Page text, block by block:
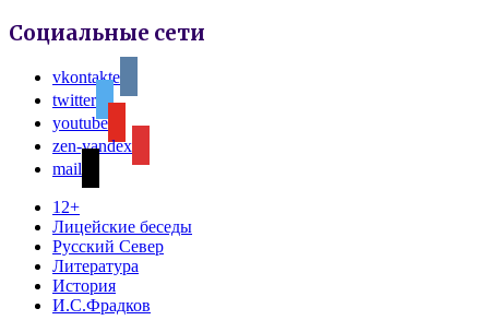
Социальные сети
vkontakte
twitter
youtube
zen-yandex
mail
12+
Лицейские беседы
Русский Север
Литература
История
И.С.Фрадков